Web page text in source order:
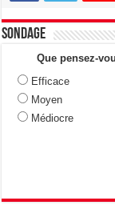
Sondage
Que pensez-
Efficace
Moyen
Médiocre